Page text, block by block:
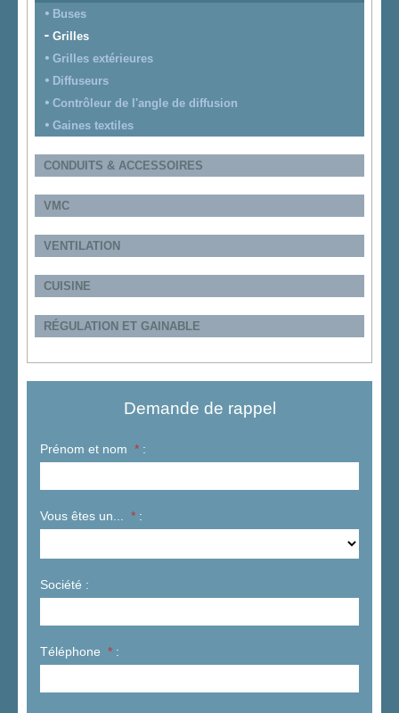
Buses
Grilles
Grilles extérieures
Diffuseurs
Contrôleur de l'angle de diffusion
Gaines textiles
CONDUITS & ACCESSOIRES
VMC
VENTILATION
CUISINE
RÉGULATION ET GAINABLE
Demande de rappel
Prénom et nom * :
Vous êtes un... * :
Société :
Téléphone * :